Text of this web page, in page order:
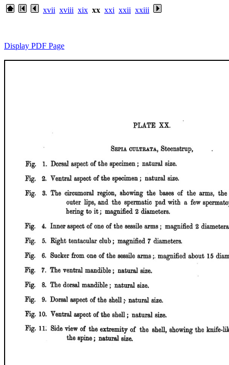
xvii xviii xix xx xxi xxii xxiii
Display PDF Page